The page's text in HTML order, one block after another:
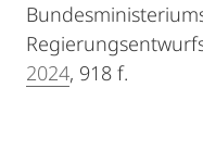
2024, 918 f.